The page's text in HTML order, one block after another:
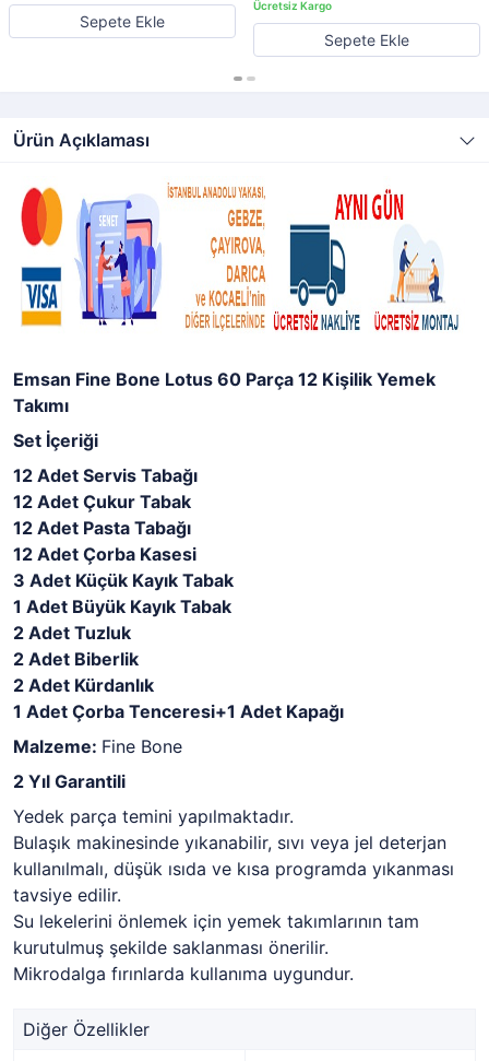
Sepete Ekle
Sepete Ekle
Ürün Açıklaması
Emsan Fine Bone Lotus 60 Parça 12 Kişilik Yemek
Takımı
Set İçeriği
12 Adet Servis Tabağı
12 Adet Çukur Tabak
12 Adet Pasta Tabağı
12 Adet Çorba Kasesi
3 Adet Küçük Kayık Tabak
1 Adet Büyük Kayık Tabak
2 Adet Tuzluk
2 Adet Biberlik
2 Adet Kürdanlık
1 Adet Çorba Tenceresi+1 Adet Kapağı
Malzeme: Fine Bone
2 Yıl Garantili
Yedek parça temini yapılmaktadır.
Bulaşık makinesinde yıkanabilir, sıvı veya jel deterjan
kullanılmalı, düşük ısıda ve kısa programda yıkanması
tavsiye edilir.
Su lekelerini önlemek için yemek takımlarının tam
kurutulmuş şekilde saklanması önerilir.
Mikrodalga fırınlarda kullanıma uygundur.
Diğer Özellikler